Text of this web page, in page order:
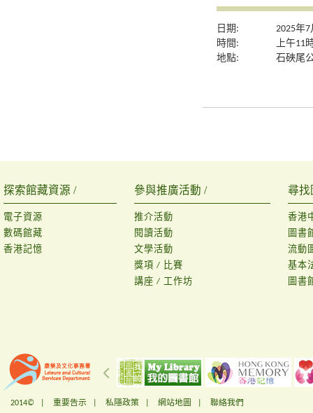
日期:
2025年
時間:
上午11
地點:
石硤尾
探索館藏資源 /
電子資源
數碼館藏
香港記憶
參與推廣活動 /
推介活動
閱讀活動
文學活動
獎項 / 比賽
講座 / 工作坊
尋找
香港
圖書
流動
基本
圖書
2014© | 重要告示 私隱政策 網站地圖 聯絡我們